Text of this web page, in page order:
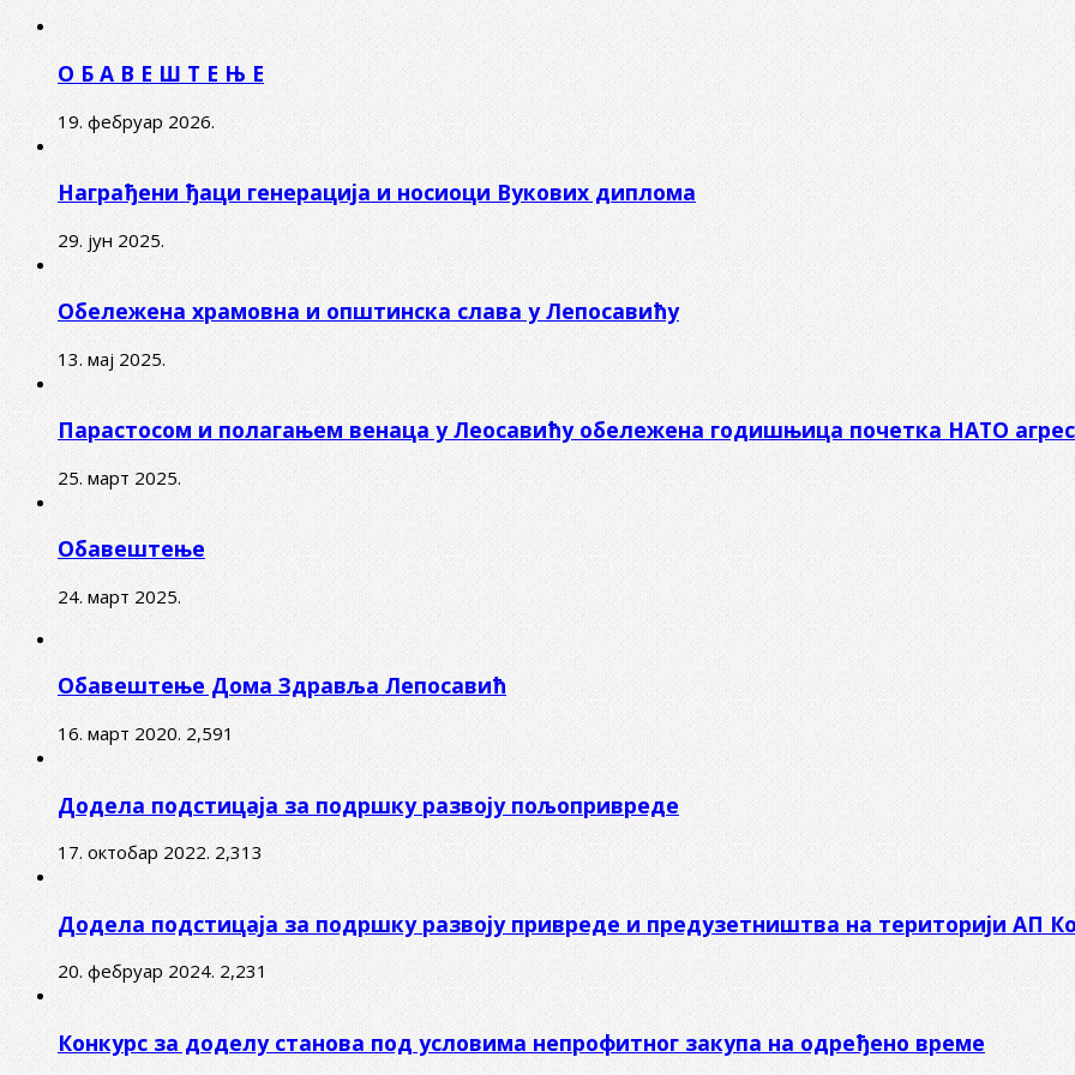
О Б А В Е Ш Т Е Њ Е
19. фебруар 2026.
Награђени ђаци генерација и носиоци Вукових диплома
29. јун 2025.
Обележена храмовна и општинска слава у Лепосавићу
13. мај 2025.
Парастосом и полагањем венаца у Леосавићу обележена годишњица почетка НАТО
25. март 2025.
Обавештење
24. март 2025.
Обавештење Дома Здравља Лепосавић
16. март 2020. 2,591
Додела подстицаја за подршку развоју пољопривреде
17. октобар 2022. 2,313
Додела подстицаја за подршку развоју привреде и предузетништва на територији АП
20. фебруар 2024. 2,231
Конкурс за доделу станова под условима непрофитног закупа на одређено време